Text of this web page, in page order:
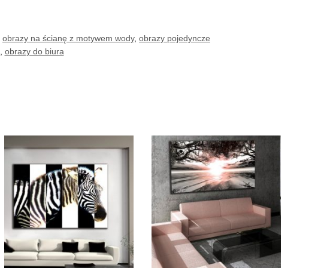
obrazy na ścianę z motywem wody, obrazy pojedyncze
obrazy do biura